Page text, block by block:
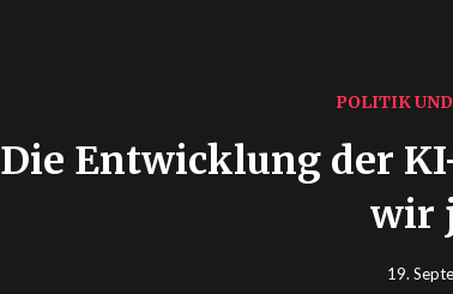
POLITIK
Die Entwicklung der
wir
19.